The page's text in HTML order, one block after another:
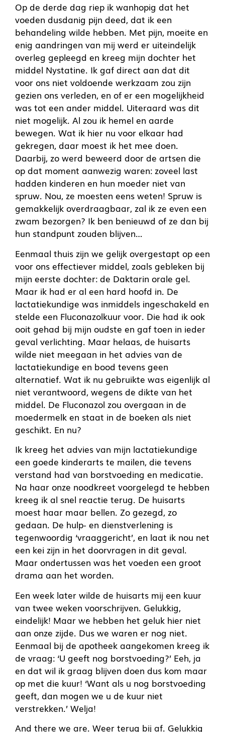
Op de derde dag riep ik wanhopig dat het
voeden dusdanig pijn deed, dat ik een
behandeling wilde hebben. Met pijn, moeite en
enig aandringen van mij werd er uiteindelijk
overleg gepleegd en kreeg mijn dochter het
middel Nystatine. Ik gaf direct aan dat dit
voor ons niet voldoende werkzaam zou zijn
gezien ons verleden, en of er een mogelijkheid
was tot een ander middel. Uiteraard was dit
niet mogelijk. Al zou ik hemel en aarde
bewegen. Wat ik hier nu voor elkaar had
gekregen, daar moest ik het mee doen.
Daarbij, zo werd beweerd door de artsen die
op dat moment aanwezig waren: zoveel last
hadden kinderen en hun moeder niet van
spruw. Nou, ze moesten eens weten! Spruw is
gemakkelijk overdraagbaar, zal ik ze even een
zwam bezorgen? Ik ben benieuwd of ze dan bij
hun standpunt zouden blijven…
Eenmaal thuis zijn we gelijk overgestapt op een
voor ons effectiever middel, zoals gebleken bij
mijn eerste dochter: de Daktarin orale gel.
Maar ik had er al een hard hoofd in. De
lactatiekundige was inmiddels ingeschakeld en
stelde een Fluconazolkuur voor. Die had ik ook
ooit gehad bij mijn oudste en gaf toen in ieder
geval verlichting. Maar helaas, de huisarts
wilde niet meegaan in het advies van de
lactatiekundige en bood tevens geen
alternatief. Wat ik nu gebruikte was eigenlijk al
niet verantwoord, wegens de dikte van het
middel. De Fluconazol zou overgaan in de
moedermelk en staat in de boeken als niet
geschikt. En nu?
Ik kreeg het advies van mijn lactatiekundige
een goede kinderarts te mailen, die tevens
verstand had van borstvoeding en medicatie.
Na haar onze noodkreet voorgelegd te hebben
kreeg ik al snel reactie terug. De huisarts
moest haar maar bellen. Zo gezegd, zo
gedaan. De hulp- en dienstverlening is
tegenwoordig ‘vraaggericht’, en laat ik nou net
een kei zijn in het doorvragen in dit geval.
Maar ondertussen was het voeden een groot
drama aan het worden.
Een week later wilde de huisarts mij een kuur
van twee weken voorschrijven. Gelukkig,
eindelijk! Maar we hebben het geluk hier niet
aan onze zijde. Dus we waren er nog niet.
Eenmaal bij de apotheek aangekomen kreeg ik
de vraag: ‘U geeft nog borstvoeding?’ Eeh, ja
en dat wil ik graag blijven doen dus kom maar
op met die kuur! ‘Want als u nog borstvoeding
geeft, dan mogen we u de kuur niet
verstrekken.’ Welja!
And there we are. Weer terug bij af. Gelukkig